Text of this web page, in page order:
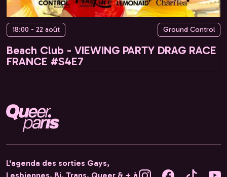
18:00 - 22 août Ground Control
Beach Club - VIEWING PARTY DRAG RACE
FRANCE #S4E7
L'agenda des sorties Gays,
Lesbiennes, Bi, Trans, Queer & + à